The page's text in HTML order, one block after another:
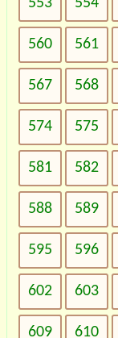
560 561
567 568
574 575
581 582
588 589
595 596
602 603
609 610